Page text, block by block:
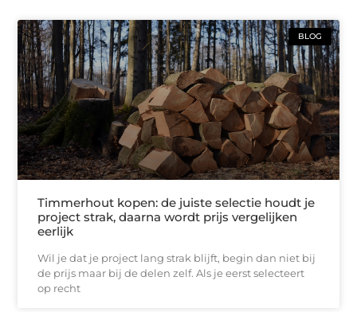
BLOG
Timmerhout kopen: de juiste selectie houdt je
project strak, daarna wordt prijs vergelijken
eerlijk
Wil je dat je project lang strak blijft, begin dan niet bij
de prijs maar bij de delen zelf. Als je eerst selecteert
op recht